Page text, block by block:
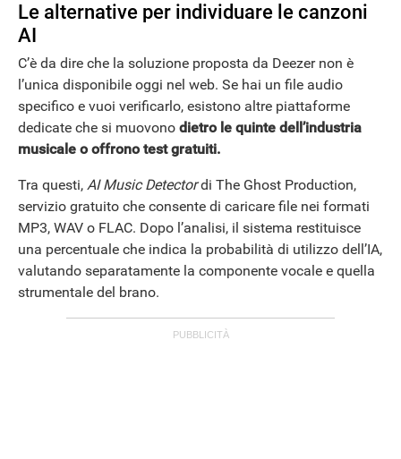
ANDROID
Le alternative per individuare le canzoni
AI
C’è da dire che la soluzione proposta da Deezer non è
l’unica disponibile oggi nel web. Se hai un file audio
specifico e vuoi verificarlo, esistono altre piattaforme
dedicate che si muovono dietro le quinte dell’industria
musicale o offrono test gratuiti.
Tra questi, AI Music Detectordi The Ghost Production,
servizio gratuito che consente di caricare file nei formati
MP3, WAV o FLAC. Dopo l’analisi, il sistema restituisce
una percentuale che indica la probabilità di utilizzo dell’IA,
valutando separatamente la componente vocale e quella
strumentale del brano.